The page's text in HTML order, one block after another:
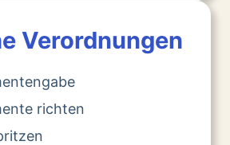
Verordnungen
richten